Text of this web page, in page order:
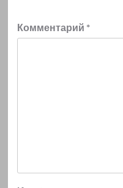
Комментарий *